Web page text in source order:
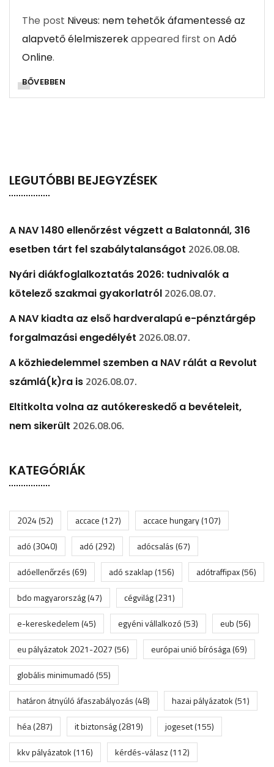
The post Niveus: nem tehetők áfamentessé az
alapvető élelmiszerekappeared first onAdó
Online.
BŐVEBBEN
LEGUTÓBBI BEJEGYZÉSEK
A NAV 1480 ellenőrzést végzett a Balatonnál, 316
esetben tárt fel szabálytalanságot 2026.08.08.
Nyári diákfoglalkoztatás 2026: tudnivalók a
kötelező szakmai gyakorlatról 2026.08.07.
A NAV kiadta az első hardveralapú e-pénztárgép
forgalmazási engedélyét 2026.08.07.
A közhiedelemmel szemben a NAV rálát a Revolut
számlá(k)ra is 2026.08.07.
Eltitkolta volna az autókereskedő a bevételeit,
nem sikerült 2026.08.06.
KATEGÓRIÁK
2024(52) accace(127) accace hungary(107)
adó(3040) adó(292) adócsalás(67)
adóellenőrzés(69) adó szaklap(156) adótraffipax(56)
bdo magyarország(47) cégvilág(231)
e-kereskedelem(45) egyéni vállalkozó(53) eub(56)
eu pályázatok 2021-2027(56) európai unió bírósága(69)
globális minimumadó(55)
határon átnyúló áfaszabályozás(48) hazai pályázatok(51)
héa(287) it biztonság(2819) jogeset(155)
kkv pályázatok(116) kérdés-válasz(112)